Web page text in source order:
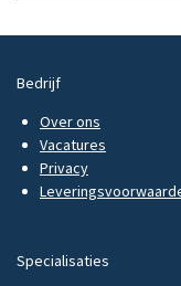
Bedrijf
Over ons
Vacatures
Privacy
Specialisaties